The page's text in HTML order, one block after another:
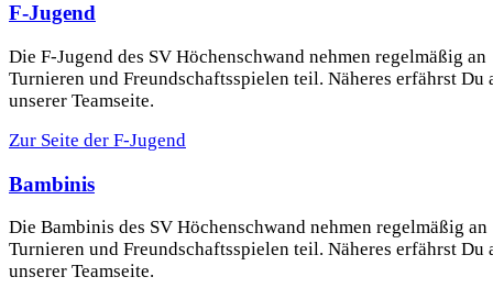
F-Jugend
Die F-Jugend des SV Höchenschwand nehmen regelmäßig an
Turnieren und Freundschaftsspielen teil. Näheres erfährst Du
unserer Teamseite.
Zur Seite der F-Jugend
Bambinis
Die Bambinis des SV Höchenschwand nehmen regelmäßig an
Turnieren und Freundschaftsspielen teil. Näheres erfährst Du
unserer Teamseite.